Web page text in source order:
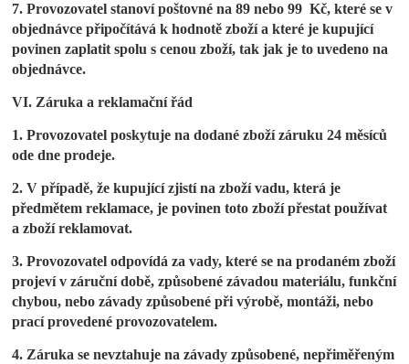
7. Provozovatel stanoví poštovné na 89 nebo 99 Kč, které se v
objednávce připočítává k hodnotě zboží a které je kupující
povinen zaplatit spolu s cenou zboží, tak jak je to uvedeno na
objednávce.
VI. Záruka a reklamační řád
1. Provozovatel poskytuje na dodané zboží záruku 24 měsíců
ode dne prodeje.
2. V případě, že kupující zjistí na zboží vadu, která je
předmětem reklamace, je povinen toto zboží přestat používat
a zboží reklamovat.
3. Provozovatel odpovídá za vady, které se na prodaném zboží
projeví v záruční době, způsobené závadou materiálu, funkční
chybou, nebo závady způsobené při výrobě, montáži, nebo
prací provedené provozovatelem.
4. Záruka se nevztahuje na závady způsobené, nepřiměřeným